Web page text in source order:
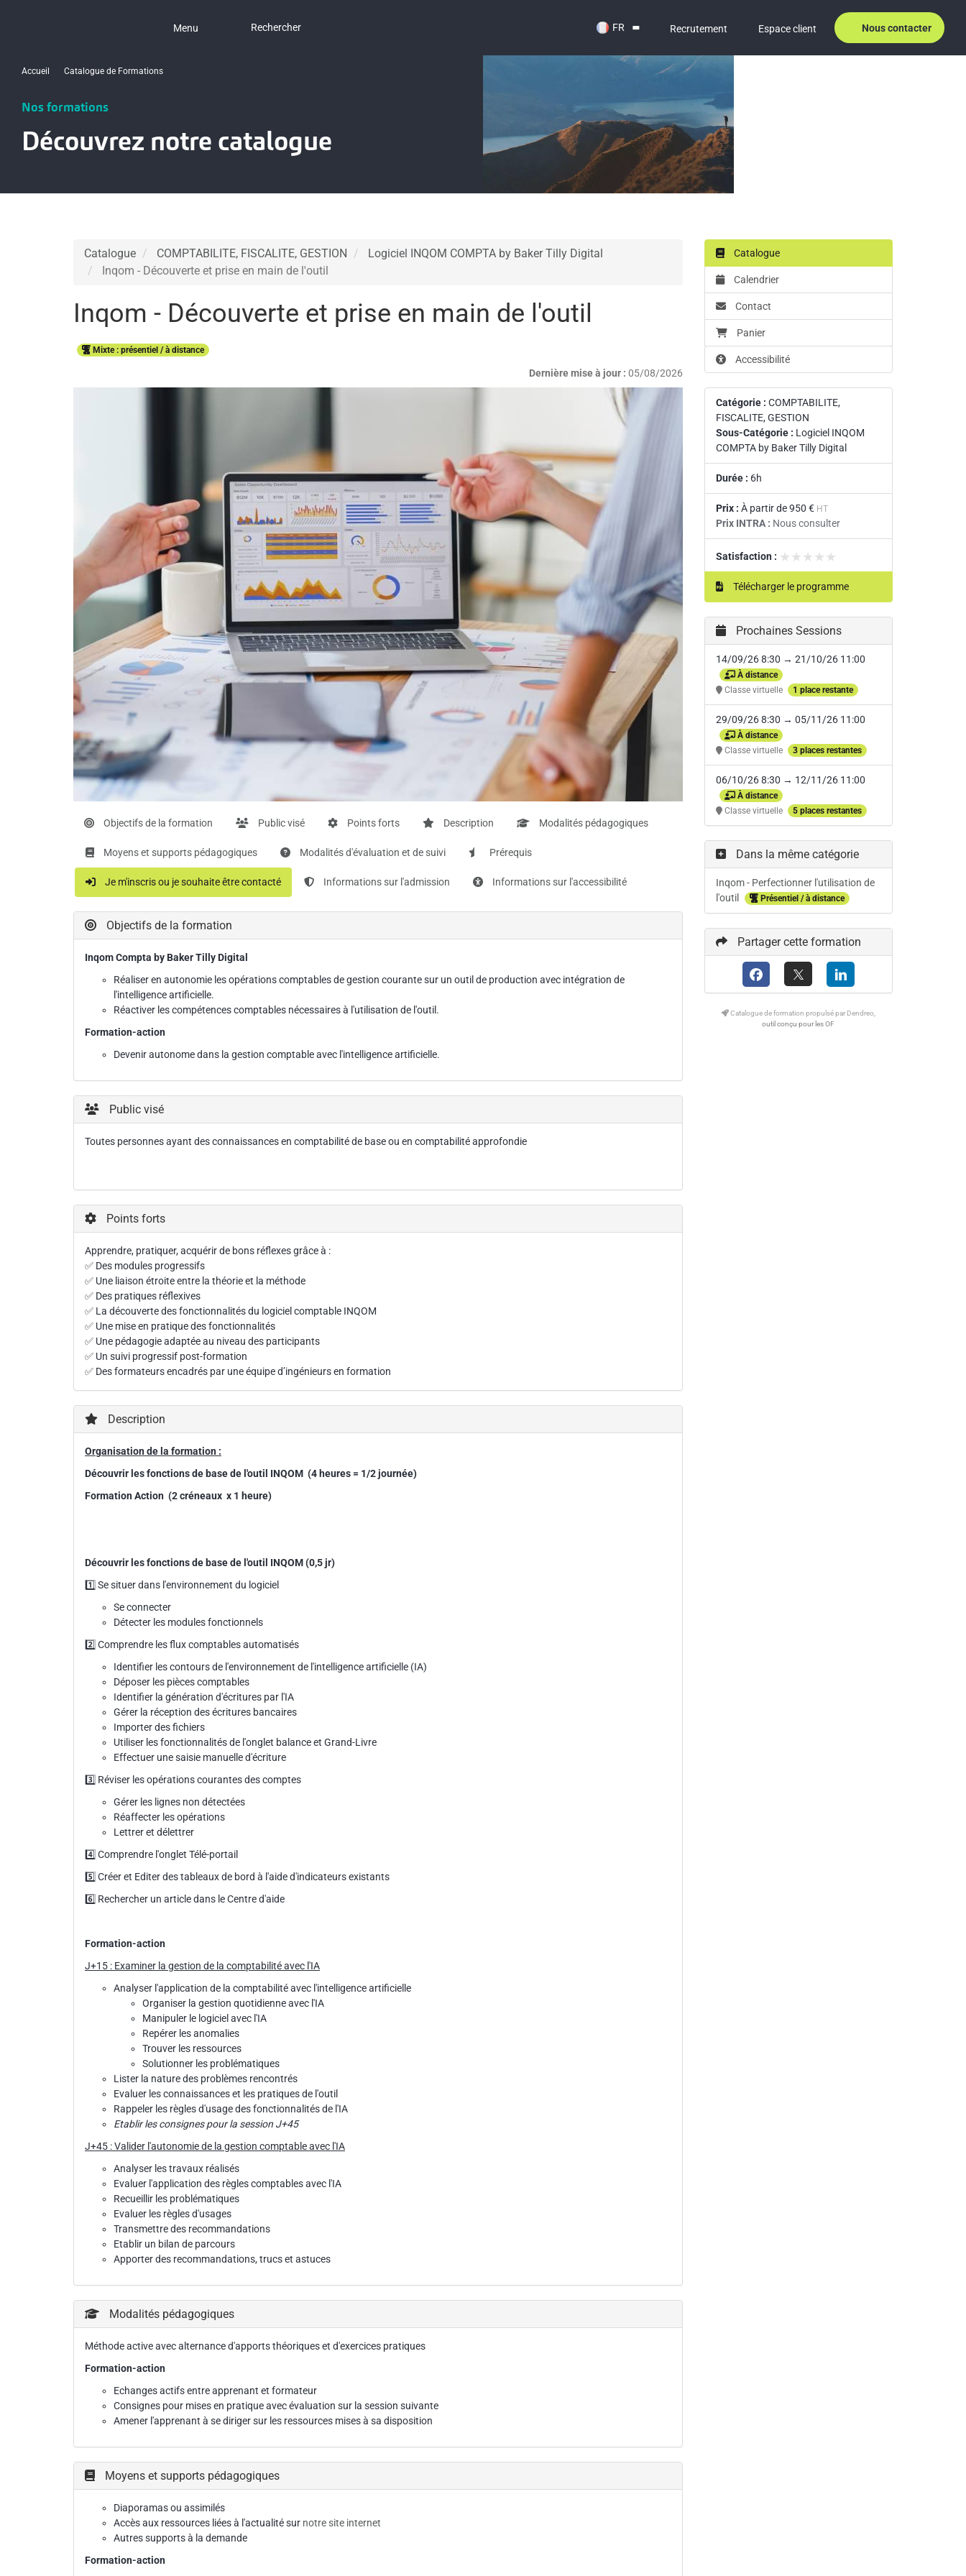
Menu Rechercher FR Recrutement Espace client Nous contacter
Accueil Catalogue de Formations
Nos formations
Découvrez notre catalogue
Catalogue COMPTABILITE, FISCALITE, GESTION
Logiciel INQOM COMPTA by Baker Tilly Digital
Inqom - Découverte et prise en main de l'outil
Inqom - Découverte et prise en main de l'outil
Mixte : présentiel / à distance
Dernière mise à jour : 05/08/2026
Objectifs de la formation Public visé Points forts Description Modalités pédagogiques
Moyens et supports pédagogiques Modalités d'évaluation et de suivi Prérequis
Je m'inscris ou je souhaite être contacté Informations sur l'admission Informations sur l'accessibilité
Objectifs de la formation
Inqom Compta by Baker Tilly Digital
Réaliser en autonomie les opérations comptables de gestion courante sur un outil de production avec intégration de
l'intelligence artificielle.
Réactiver les compétences comptables nécessaires à l'utilisation de l'outil.
Formation-action
Devenir autonome dans la gestion comptable avec l'intelligence artificielle.
Public visé
Toutes personnes ayant des connaissances en comptabilité de base ou en comptabilité approfondie
Points forts
Apprendre, pratiquer, acquérir de bons réflexes grâce à :
✅ Des modules progressifs
✅ Une liaison étroite entre la théorie et la méthode
✅ Des pratiques réflexives
✅ La découverte des fonctionnalités du logiciel comptable INQOM
✅ Une mise en pratique des fonctionnalités
✅ Une pédagogie adaptée au niveau des participants
✅ Un suivi progressif post-formation
✅ Des formateurs encadrés par une équipe d’ingénieurs en formation
Description
Organisation de la formation :
Découvrir les fonctions de base de l'outil INQOM (4 heures = 1/2 journée)
Formation Action (2 créneaux x 1 heure)
Découvrir les fonctions de base de l'outil INQOM (0,5 jr)
1️⃣ Se situer dans l'environnement du logiciel
Se connecter
Détecter les modules fonctionnels
2️⃣ Comprendre les flux comptables automatisés
Identifier les contours de l'environnement de l'intelligence artificielle (IA)
Déposer les pièces comptables
Identifier la génération d'écritures par l'IA
Gérer la réception des écritures bancaires
Importer des fichiers
Utiliser les fonctionnalités de l'onglet balance et Grand-Livre
Effectuer une saisie manuelle d'écriture
3️⃣ Réviser les opérations courantes des comptes
Gérer les lignes non détectées
Réaffecter les opérations
Lettrer et délettrer
4️⃣ Comprendre l'onglet Télé-portail
5️⃣ Créer et Editer des tableaux de bord à l'aide d'indicateurs existants
6️⃣ Rechercher un article dans le Centre d'aide
Formation-action
J+15 : Examiner la gestion de la comptabilité avec l'IA
Analyser l'application de la comptabilité avec l'intelligence artificielle
Organiser la gestion quotidienne avec l'IA
Manipuler le logiciel avec l'IA
Repérer les anomalies
Trouver les ressources
Solutionner les problématiques
Lister la nature des problèmes rencontrés
Evaluer les connaissances et les pratiques de l'outil
Rappeler les règles d'usage des fonctionnalités de l'IA
Etablir les consignes pour la session J+45
J+45 : Valider l'autonomie de la gestion comptable avec l'IA
Analyser les travaux réalisés
Evaluer l'application des règles comptables avec l'IA
Recueillir les problématiques
Evaluer les règles d'usages
Transmettre des recommandations
Etablir un bilan de parcours
Apporter des recommandations, trucs et astuces
Modalités pédagogiques
Méthode active avec alternance d'apports théoriques et d'exercices pratiques
Formation-action
Echanges actifs entre apprenant et formateur
Consignes pour mises en pratique avec évaluation sur la session suivante
Amener l'apprenant à se diriger sur les ressources mises à sa disposition
Moyens et supports pédagogiques
Diaporamas ou assimilés
Accès aux ressources liées à l'actualité sur notre site internet
Autres supports à la demande
Formation-action
Catalogue
Calendrier
Contact
Panier
Accessibilité
Catégorie : COMPTABILITE,
FISCALITE, GESTION
Sous-Catégorie : Logiciel INQOM
COMPTA by Baker Tilly Digital
Durée : 6h
Prix : À partir de950 € HT
Prix INTRA : Nous consulter
Satisfaction : ★★★★★
★★★★★
Télécharger le programme
Prochaines Sessions
14/09/26 8:30 → 21/10/26 11:00
À distance
Classe virtuelle
1 place restante
29/09/26 8:30 → 05/11/26 11:00
À distance
Classe virtuelle
3 places restantes
06/10/26 8:30 → 12/11/26 11:00
À distance
Classe virtuelle
5 places restantes
Dans la même catégorie
Inqom - Perfectionner l'utilisation de
l'outil
Présentiel / à distance
Partager cette formation
Catalogue de formation propulsé par Dendreo,
outil conçu pour les OF